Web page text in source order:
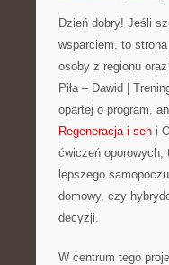
Dzień dobry! Jeśli
wsparciem, to
osoby z regionu
Piła – Dawid |
opartej o program,
Regeneracja i sen i
ćwiczeń oporowych,
lepszego
domowy, czy
decyzji.
W centrum tego